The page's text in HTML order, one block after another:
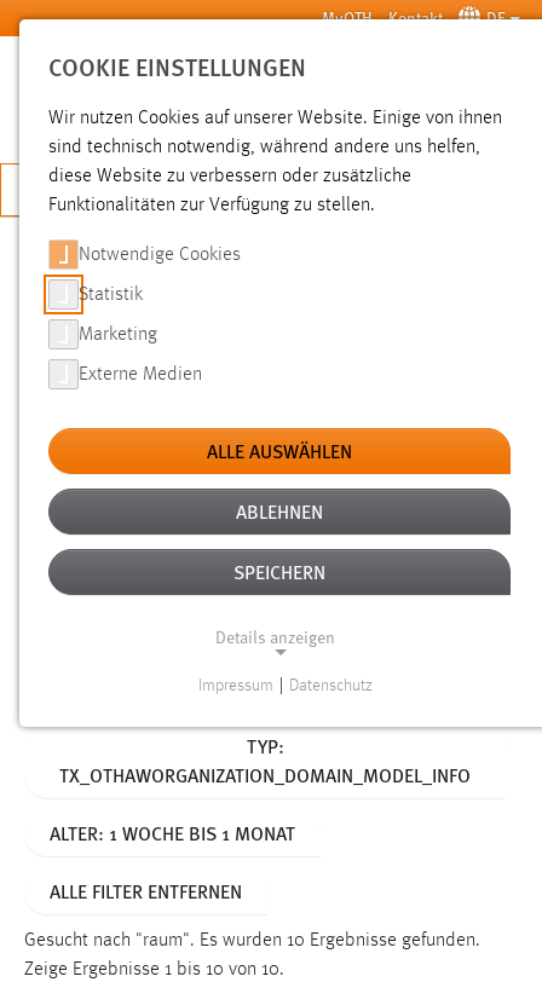
Zum Hauptinhalt springen MyOTH Kontakt DE
SUCHE
JETZT BEWERBEN
SUCHE
FILTER
Typ
Erstellungsdatum
Alter
TYP:
TX_OTHAWORGANIZATION_DOMAIN_MODEL_INFO
ALTER: 1 WOCHE BIS 1 MONAT
ALLE FILTER ENTFERNEN
Gesucht nach "raum". Es wurden 10 Ergebnisse gefunden.
Zeige Ergebnisse 1 bis 10 von 10.
COOKIE EINSTELLUNGEN
Wir nutzen Cookies auf unserer Website. Einige von ihnen
sind technisch notwendig, während andere uns helfen,
diese Website zu verbessern oder zusätzliche
Funktionalitäten zur Verfügung zu stellen.
Notwendige Cookies
Statistik
Marketing
Externe Medien
ALLE AUSWÄHLEN
ABLEHNEN
SPEICHERN
Details anzeigen
Notwendige Cookies ermöglichen grundlegende
Funktionen und sind für die einwandfreie Funktion der
cookie_consent
Impressum Datenschutz